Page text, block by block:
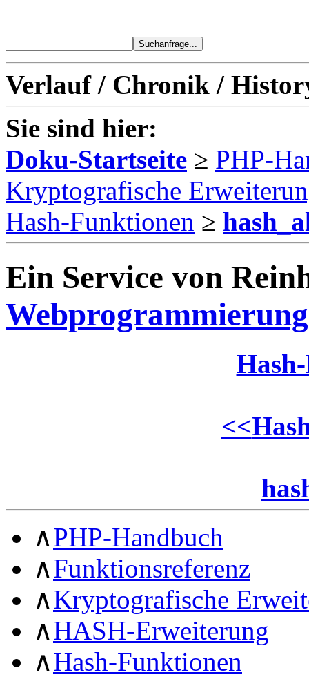
Verlauf / Chronik /
Sie sind hier:
Doku-Startseite ≥ PHP-
Kryptografische
Hash-Funktionen ≥
Ein Service von
Webprogrammierung
<<
∧PHP-Handbuch
∧Funktionsreferenz
∧Kryptografische
∧HASH-Erweiterung
∧Hash-Funktionen